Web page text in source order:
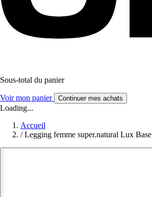
Sous-total du panier
Voir mon panier Continuer mes achats
Loading...
Accueil
/ Legging femme super.natural Lux Base